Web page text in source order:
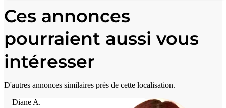
Ces annonces
pourraient aussi vous
intéresser
D'autres annonces similaires près de cette localisation.
Diane A.